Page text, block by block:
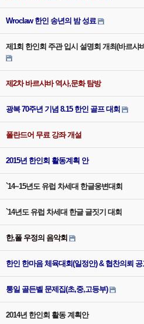
Wroclaw 한인 송년의 밤 성료
제1회 한인회 주관 입시 설명회 개최(바르샤
제2차 바르샤바 역사,문화 탐방
광복 70주년 기념 8.15 한인 골프 대회
폴란드어 무료 강좌 개설
2015년 한인회 활동계획 안
`14~15년도 유럽 차세대 한글웅변대회
`14년도 유럽 차세대 한글 글짓기 대회
한,폴 우정의 음악회
한인 한마음 체육대회(일정안) & 협찬의뢰 공
통일 골든벨 문제집(초,중,고등부)
2014년 한인회 활동 계획안